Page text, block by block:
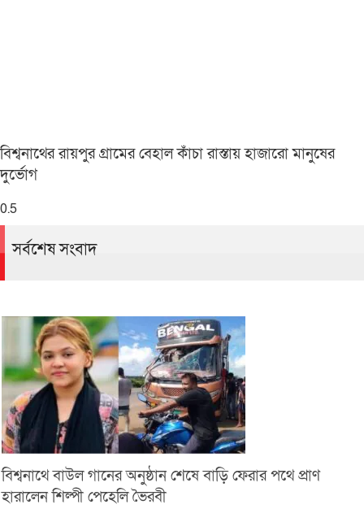
বিশ্বনাথের রায়পুর গ্রামের বেহাল কাঁচা রাস্তায় হাজারো মানুষের
দুর্ভোগ
সর্বশেষ সংবাদ
বিশ্বনাথে বাউল গানের অনুষ্ঠান শেষে বাড়ি ফেরার পথে প্রাণ
হারালেন শিল্পী পেহেলি ভৈরবী